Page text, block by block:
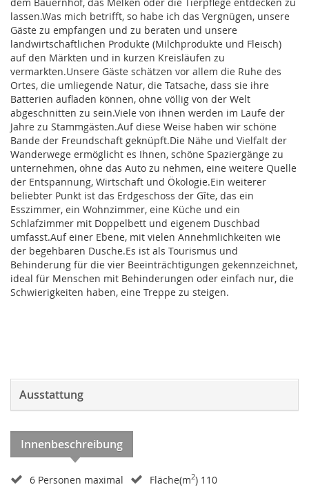
lassen.Was mich betrifft, so habe ich das Vergnügen, unsere
Gäste zu empfangen und zu beraten und unsere
landwirtschaftlichen Produkte (Milchprodukte und Fleisch)
auf den Märkten und in kurzen Kreisläufen zu
vermarkten.Unsere Gäste schätzen vor allem die Ruhe des
Ortes, die umliegende Natur, die Tatsache, dass sie ihre
Batterien aufladen können, ohne völlig von der Welt
abgeschnitten zu sein.Viele von ihnen werden im Laufe der
Jahre zu Stammgästen.Auf diese Weise haben wir schöne
Bande der Freundschaft geknüpft.Die Nähe und Vielfalt der
Wanderwege ermöglicht es Ihnen, schöne Spaziergänge zu
unternehmen, ohne das Auto zu nehmen, eine weitere Quelle
der Entspannung, Wirtschaft und Ökologie.Ein weiterer
beliebter Punkt ist das Erdgeschoss der Gîte, das ein
Esszimmer, ein Wohnzimmer, eine Küche und ein
Schlafzimmer mit Doppelbett und eigenem Duschbad
umfasst.Auf einer Ebene, mit vielen Annehmlichkeiten wie
der begehbaren Dusche.Es ist als Tourismus und
Behinderung für die vier Beeinträchtigungen gekennzeichnet,
ideal für Menschen mit Behinderungen oder einfach nur, die
Schwierigkeiten haben, eine Treppe zu steigen.
Ausstattung
Innenbeschreibung
6 Personen maximal Fläche(m2) 110